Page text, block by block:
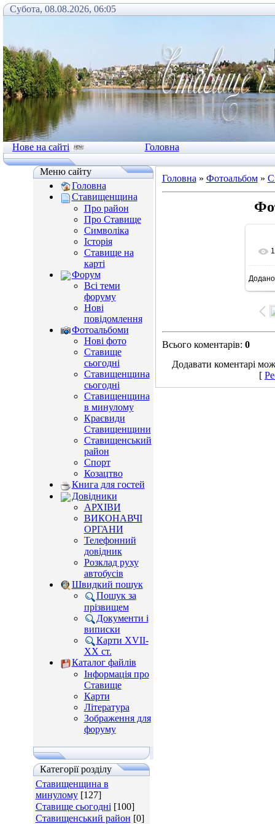
Субота, 08.08.2026, 06:05
Нове на сайті Головна
Меню сайту
Головна
Ставищенщина
Про район
Про Ставище
Символіка
Історія
Ставище на
карті
Форум
Всі теми
форуму
Нові
повідомлення
Фотоальбоми
Нові фото
Ставище
сьогодні
Ставищенщина
сьогодні
Ставищенщина
в минулому
Краєвиди
Ставищенщини
Ставищенський
район
Спорт
Козацтво
Книга для гостей
Довідники
АРХІВИ
ВИКОНАВЧІ
ОРГАНИ
Телефонний
довідник
Розклад руху
автобусів
Швидкий пошук
Пошук за
прізвищем
Документи і
виписки
Карти XVII-
XX ст.
Каталог файлів
Інформація про
Ставище
Карти
Література
Зображення для
форуму
Категорії розділу
Ставищенщина в
минулому [127]
Ставище сьогодні [100]
Ставищенський район [0]
Головна » Фотоальбом»
Додано
Всього коментарів: 0
Додавати коментарі
[